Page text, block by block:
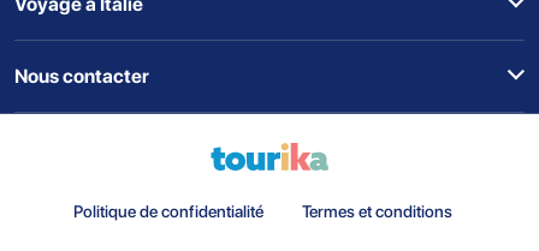
Nous contacter
Politique de confidentialité Termes et conditions